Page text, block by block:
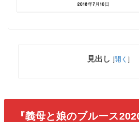
2018年7月10日
見出し [開く ]
『義母と娘のブルース